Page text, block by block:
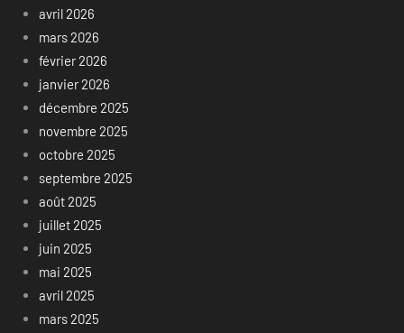
avril 2026
mars 2026
février 2026
janvier 2026
décembre 2025
novembre 2025
octobre 2025
septembre 2025
août 2025
juillet 2025
juin 2025
mai 2025
avril 2025
mars 2025